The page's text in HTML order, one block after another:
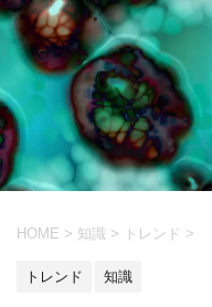
HOME > 知識 > トレンド >
トレンド 知識